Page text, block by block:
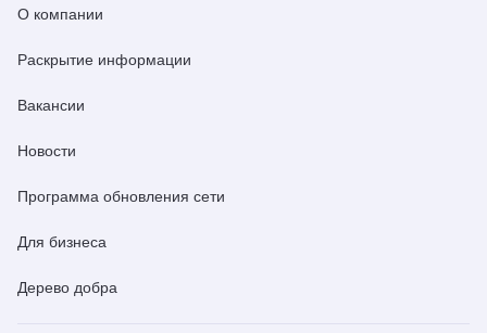
О компании
Раскрытие информации
Вакансии
Новости
Программа обновления сети
Для бизнеса
Дерево добра